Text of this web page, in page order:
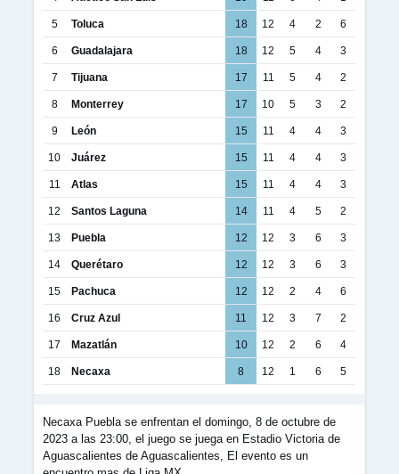
5 Toluca 18 12 4 2 6
6 Guadalajara 18 12 5 4 3
7 Tijuana 17 11 5 4 2
8 Monterrey 17 10 5 3 2
9 León 15 11 4 4 3
10 Juárez 15 11 4 4 3
11 Atlas 15 11 4 4 3
12 Santos Laguna 14 11 4 5 2
13 Puebla 12 12 3 6 3
14 Querétaro 12 12 3 6 3
15 Pachuca 12 12 2 4 6
16 Cruz Azul 11 12 3 7 2
17 Mazatlán 10 12 2 6 4
18 Necaxa 8 12 1 6 5
Necaxa Puebla se enfrentan el domingo, 8 de octubre de
2023 a las 23:00, el juego se juega en Estadio Victoria de
Aguascalientes de Aguascalientes, El evento es un